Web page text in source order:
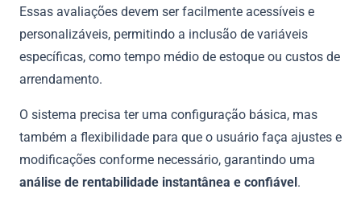
Essas avaliações devem ser facilmente acessíveis e
personalizáveis, permitindo a inclusão de variáveis
específicas, como tempo médio de estoque ou custos de
arrendamento.
O sistema precisa ter uma configuração básica, mas
também a flexibilidade para que o usuário faça ajustes e
modificações conforme necessário, garantindo uma
análise de rentabilidade instantânea e confiável.